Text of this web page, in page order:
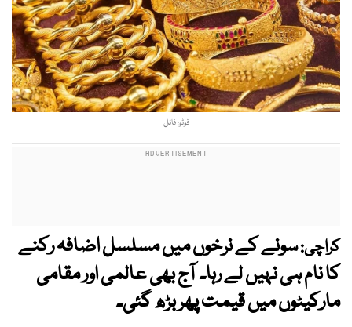
فوٹو: فائل
کراچی:سونے کے نرخوں میں مسلسل اضافہ رکنے
کا نام ہی نہیں لے رہا۔ آج بھی عالمی اور مقامی
مارکیٹوں میں قیمت پھر بڑھ گئی۔